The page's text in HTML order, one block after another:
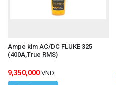
Ampe kìm AC/DC FLUKE 325
(400A,True RMS)
9,350,000 VND